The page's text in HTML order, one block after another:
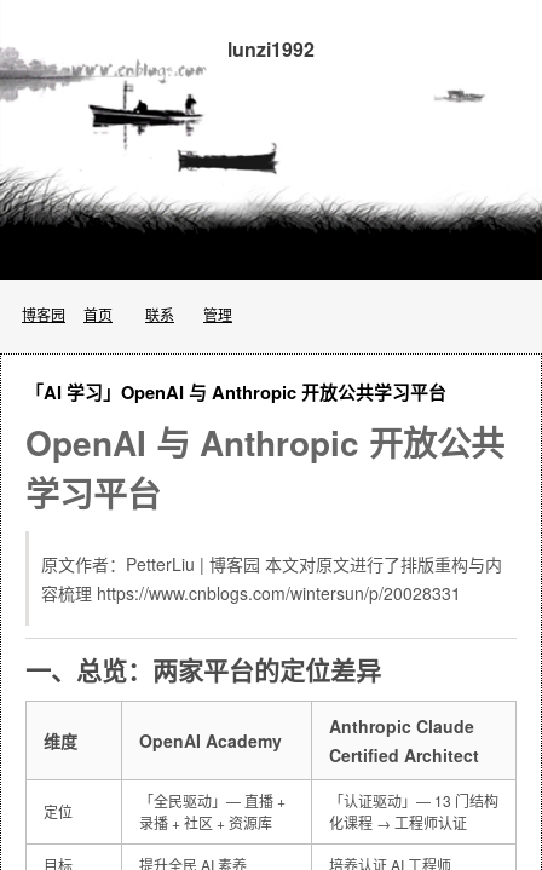
lunzi1992
博客园 首页 联系 管理
「AI 学习」OpenAI 与 Anthropic 开放公共学习平台
OpenAI 与 Anthropic 开放公共
学习平台
原文作者：PetterLiu | 博客园 本文对原文进行了排版重构与内
容梳理 https://www.cnblogs.com/wintersun/p/20028331
一、总览：两家平台的定位差异
维度 OpenAI Academy
Anthropic Claude
Certified Architect
定位
「全民驱动」— 直播 +
录播 + 社区 + 资源库
「认证驱动」— 13 门结构
化课程 → 工程师认证
目标 提升全民 AI 素养 培养认证 AI 工程师